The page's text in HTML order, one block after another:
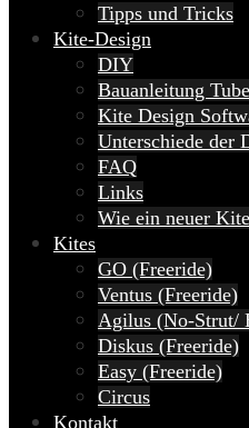
Tipps und Tricks
Kite-Design
DIY
Bauanleitung
Kite Design
Unterschiede der
FAQ
Links
Wie ein neuer
Kites
GO (Freeride)
Ventus (Freeride)
Agilus (No-Strut/
Diskus (Freeride)
Easy (Freeride)
Circus
Kontakt